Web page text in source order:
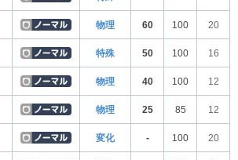
物理 60 100 20
特殊 50 100 16
物理 40 100 12
物理 25 85 12
変化 - 100 20